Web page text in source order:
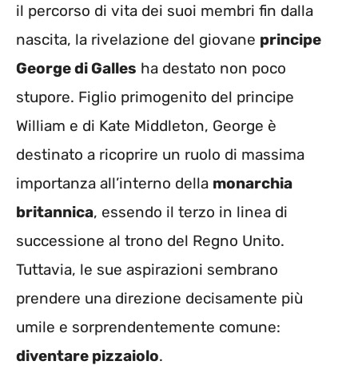
il percorso di vita dei suoi membri fin dalla
nascita, la rivelazione del giovane principe
George di Galles ha destato non poco
stupore. Figlio primogenito del principe
William e di Kate Middleton, George è
destinato a ricoprire un ruolo di massima
importanza all’interno della monarchia
britannica, essendo il terzo in linea di
successione al trono del Regno Unito.
Tuttavia, le sue aspirazioni sembrano
prendere una direzione decisamente più
umile e sorprendentemente comune:
diventare pizzaiolo.